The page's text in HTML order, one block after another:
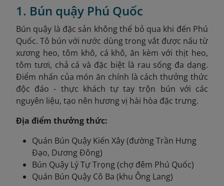
1. Bún quậy Phú Quốc
Bún quậy là đặc sản không thể bỏ qua khi đến Phú
Quốc. Tô bún với nước dùng trong vắt được nấu từ
xương heo, tôm khô, cá khô, ăn kèm với thịt heo,
tôm tươi, chả cá và đặc biệt là rau sống đa dạng.
Điểm nhấn của món ăn chính là cách thưởng thức
độc đáo - thực khách tự tay trộn bún với các
nguyên liệu, tạo nên hương vị hài hòa đặc trưng.
Địa điểm thưởng thức:
Quán Bún Quậy Kiến Xây (đường Trần Hưng
Đạo, Dương Đông)
Bún Quậy Lý Tự Trọng (chợ đêm Phú Quốc)
Quán Bún Quậy Cô Ba (khu Ông Lang)